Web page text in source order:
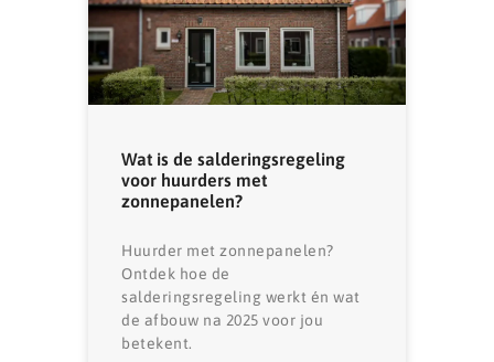
Wat is de salderingsregeling
voor huurders met
zonnepanelen?
Huurder met zonnepanelen?
Ontdek hoe de
salderingsregeling werkt én wat
de afbouw na 2025 voor jou
betekent.